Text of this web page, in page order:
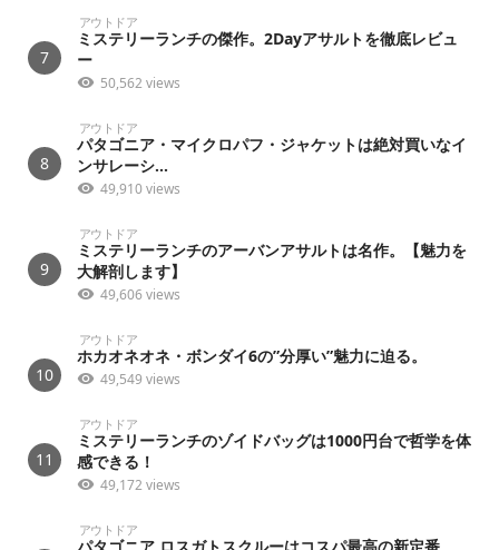
7
アウトドア
ミステリーランチの傑作。2Dayアサルトを徹底レビュ
ー
50,562 views
8
アウトドア
パタゴニア・マイクロパフ・ジャケットは絶対買いなイ
ンサレーシ...
49,910 views
9
アウトドア
ミステリーランチのアーバンアサルトは名作。【魅力を
大解剖します】
49,606 views
10
アウトドア
ホカオネオネ・ボンダイ6の”分厚い”魅力に迫る。
49,549 views
11
アウトドア
ミステリーランチのゾイドバッグは1000円台で哲学を体
感できる！
49,172 views
アウトドア